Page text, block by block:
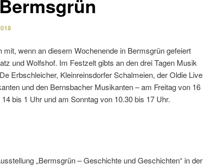
mit, wenn an diesem Wochenende in Bermsgrün gefeiert
und Wolfshof. Im Festzelt gibts an den drei Tagen Musik
Erbschleicher, Kleinreinsdorfer Schalmeien, der Oldie Live
und den Bernsbacher Musikanten – am Freitag von 16
bis 1 Uhr und am Sonntag von 10.30 bis 17 Uhr.
„Bermsgrün – Geschichte und Geschichten“ in der